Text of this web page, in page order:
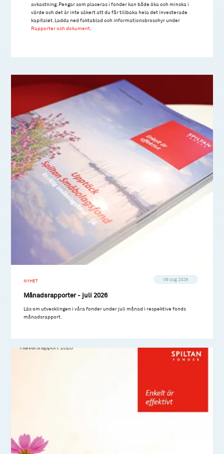
avkastning. Pengar som placeras i fonder kan både öka och minska i
värde och det är inte säkert att du får tillbaka hela det investerade
kapitalet. Ladda ned faktablad och informationsbroschyr under
Rapporter och dokument
NYHET 06 aug 2026
Månadsrapporter - juli 2026
Läs om utvecklingen i våra fonder under juli månad i respektive fonds
månadsrapport.